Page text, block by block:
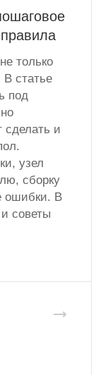
только
В статье
под
сделать и
узел
сборку
ошибки. В
советы